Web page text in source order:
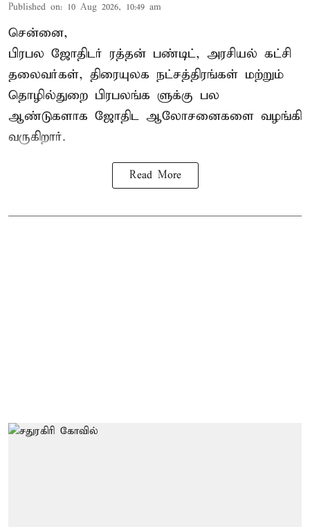
Published on: 10 Aug 2026, 10:49 am
சென்னை,
பிரபல ஜோதிடர் ரத்தன் பண்டிட், அரசியல் கட்சி
தலைவர்கள், திரையுலக நட்சத்திரங்கள் மற்றும்
தொழில்துறை பிரபலங்க ளுக்கு பல
ஆண்டுகளாக ஜோதிட ஆலோசனைகளை வழங்கி
வருகிறார்.
Read More